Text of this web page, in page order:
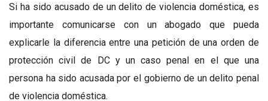
Si ha sido acusado de un delito de violencia doméstica, es
importante comunicarse con un abogado que pueda
explicarle la diferencia entre una petición de una orden de
protección civil de DC y un caso penal en el que una
persona ha sido acusada por el gobierno de un delito penal
de violencia doméstica.